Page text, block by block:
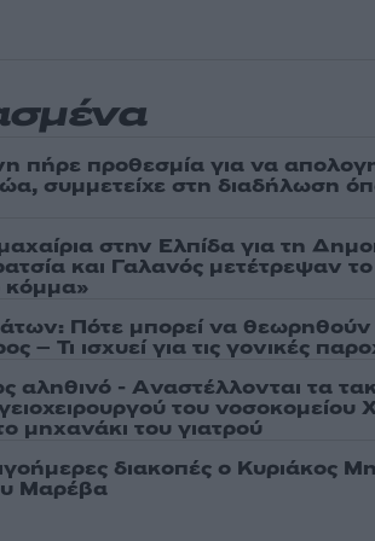
πήρε προθεσμία για να
συμμετείχε στη διαδήλωση
στην Ελπίδα για τη
και Γαλανός μετέτρεψαν
κόμμα»
Πότε μπορεί να θεωρηθούν
– Τι ισχυεί για τις γονικές
αληθινό - Aναστέλλονται τα
του νοσοκομείου
μηχανάκι του γιατρού
διακοπές ο Κυριάκος
Μαρέβα